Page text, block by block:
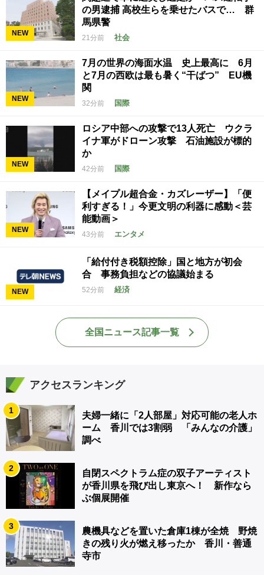
NEW
の男逮捕 高校生らを乗せたバスで… 群
馬県警
21分前 社会
NEW
7月の世界の海面水温 史上最高に 6月
と7月の西欧は最も暑く“干ばつ” EU機
関
32分前 国際
NEW
ロシア中部への攻撃で13人死亡 ウクラ
イナ軍がドローン攻撃 石油施設が標的
か
42分前 国際
NEW
【メイプル超合金・カズレーザー】「便
利すぎる！」今更文明の利器に感動＜芸
能動画＞
43分前 エンタメ
NEW
「給付付き税額控除」国と地方が初会
合 事務負担などの協議始まる
52分前 経済
全国ニュース記事一覧
アクセスランキング
1
夫婦一緒に「2人部屋」対応可能の老人ホ
ーム 香川では3割弱 「みんなの介護」
調べ
2
自閉スペクトラム症の双子アーティスト
が香川県を飛び出し東京へ！ 新作なら
ぶ個展開催
3
農機具などを置いた倉庫1棟が全焼 野焼
きの残り火が燃え移ったか 香川・善通
寺市